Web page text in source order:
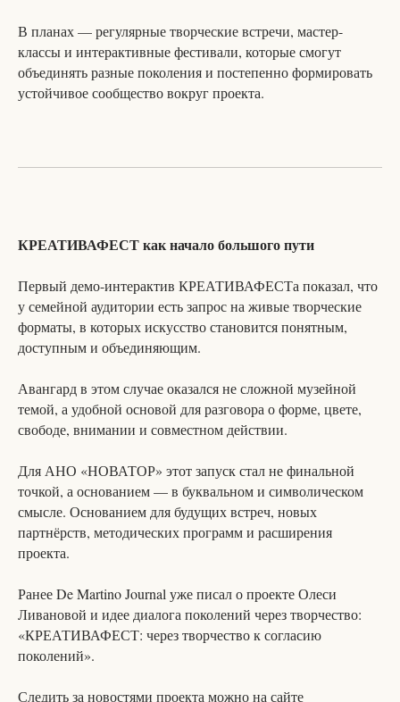
В планах — регулярные творческие встречи, мастер-
классы и интерактивные фестивали, которые смогут
объединять разные поколения и постепенно формировать
устойчивое сообщество вокруг проекта.
КРЕАТИВАФЕСТ как начало большого пути
Первый демо-интерактив КРЕАТИВАФЕСТа показал, что
у семейной аудитории есть запрос на живые творческие
форматы, в которых искусство становится понятным,
доступным и объединяющим.
Авангард в этом случае оказался не сложной музейной
темой, а удобной основой для разговора о форме, цвете,
свободе, внимании и совместном действии.
Для АНО «НОВАТОР» этот запуск стал не финальной
точкой, а основанием — в буквальном и символическом
смысле. Основанием для будущих встреч, новых
партнёрств, методических программ и расширения
проекта.
Ранее De Martino Journal уже писал о проекте Олеси
Ливановой и идее диалога поколений через творчество:
«КРЕАТИВАФЕСТ: через творчество к согласию
поколений».
Следить за новостями проекта можно на сайте